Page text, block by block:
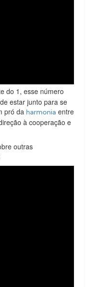
do 1, esse número
estar junto para se
pró daharmonia entre
à cooperação e
outras